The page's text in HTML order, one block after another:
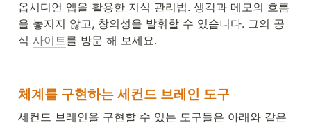
옵시디언 앱을 활용한 지식 관리법. 생각과 메모의 흐름
을 놓지지 않고, 창의성을 발휘할 수 있습니다. 그의 공
식 사이트를 방문 해 보세요.
체계를 구현하는 세컨드 브레인 도구
세컨드 브레인을 구현할 수 있는 도구들은 아래와 같은